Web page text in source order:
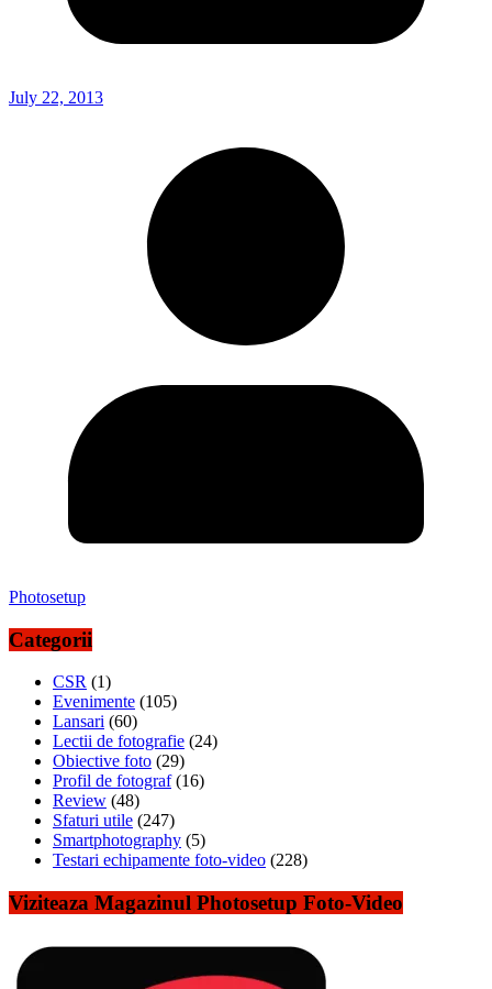
July 22, 2013
Photosetup
Categorii
CSR (1)
Evenimente (105)
Lansari (60)
Lectii de fotografie (24)
Obiective foto (29)
Profil de fotograf(16)
Review (48)
Sfaturi utile (247)
Smartphotography (5)
Testari echipamente foto-video (228)
Viziteaza Magazinul Photosetup Foto-Video